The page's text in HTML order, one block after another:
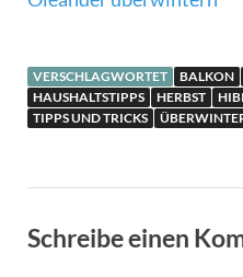
VERSCHLAGWORTET BALKON
HAUSHALTSTIPPS
HERBST
TIPPS UND TRICKS
Schreibe einen